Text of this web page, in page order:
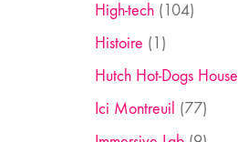
High-tech(104)
Histoire (1)
Hutch Hot-Dogs House
Ici Montreuil (77)